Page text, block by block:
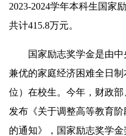
2023-2024学年本科生国家
共计415.8万元。
国家励志奖学金是由
兼优的家庭经济困难全日
位）在校生。今年，财政
发布《关于调整高等教育
的通知》，国家励志奖学